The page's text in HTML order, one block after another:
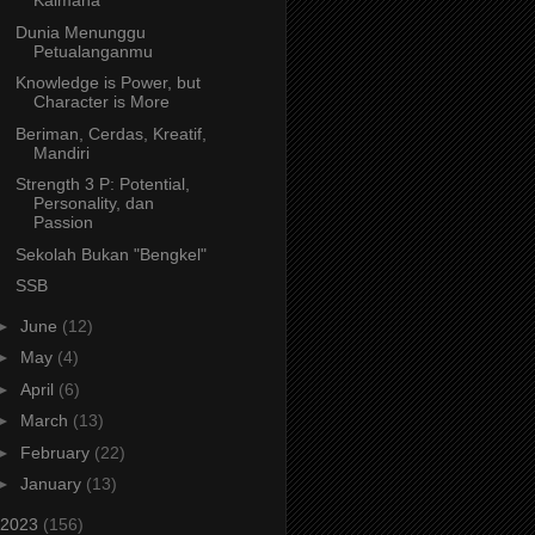
Dunia Menunggu
Petualanganmu
Knowledge is Power, but
Character is More
Beriman, Cerdas, Kreatif,
Mandiri
Strength 3 P: Potential,
Personality, dan
Passion
Sekolah Bukan "Bengkel"
SSB
June (12)
May (4)
April (6)
March (13)
February (22)
January (13)
2023 (156)